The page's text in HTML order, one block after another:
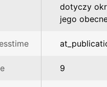
dotyczy
jego
9